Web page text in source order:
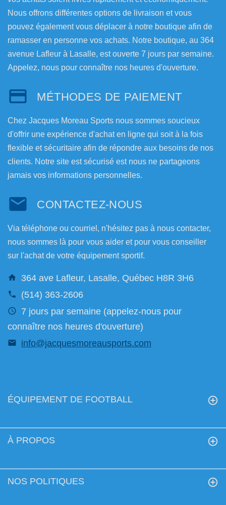
Nous offrons différentes options de livraison et vous
pouvez également vous déplacer à notre boutique afin de
ramasser en personne vos achats. Notre boutique, au 364
avenue Lafleur à Lasalle, est ouverte 7 jours par semaine.
Appelez, nous pour connaître nos heures d'ouverture.
MÉTHODES DE PAIEMENT
Chez Jacques Moreau Sports nous sommes soucieux
d'offrir une expérience d'achat en ligne qui soit à la fois
flexible et sécuritaire afin de répondre aux besoins de nos
clients. Notre site est sécurisé est nous ne partageons
jamais vos informations personnelles.
CONTACTEZ-NOUS
Via téléphone ou courriel, n'hésitez pas à nous contacter,
nous sommes là pour vous aider et pour vous conseiller
sur l'achat de votre équipement sportif.
364 ave Lafleur, Lasalle, Québec H8R 3H6
(514) 363-2606
7 jours par semaine (appelez-nous pour
connaître nos heures d'ouverture)
info@jacquesmoreausports.com
ÉQUIPEMENT DE FOOTBALL
À PROPOS
NOS POLITIQUES